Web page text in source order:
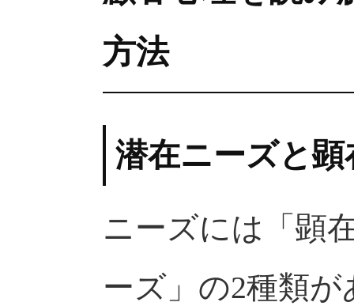
方法
潜在ニーズと
ニーズには「顕
ーズ」の2種類